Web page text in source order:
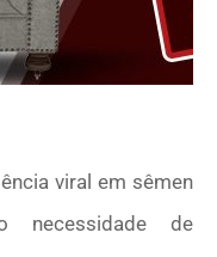
viral em sêmen
necessidade de